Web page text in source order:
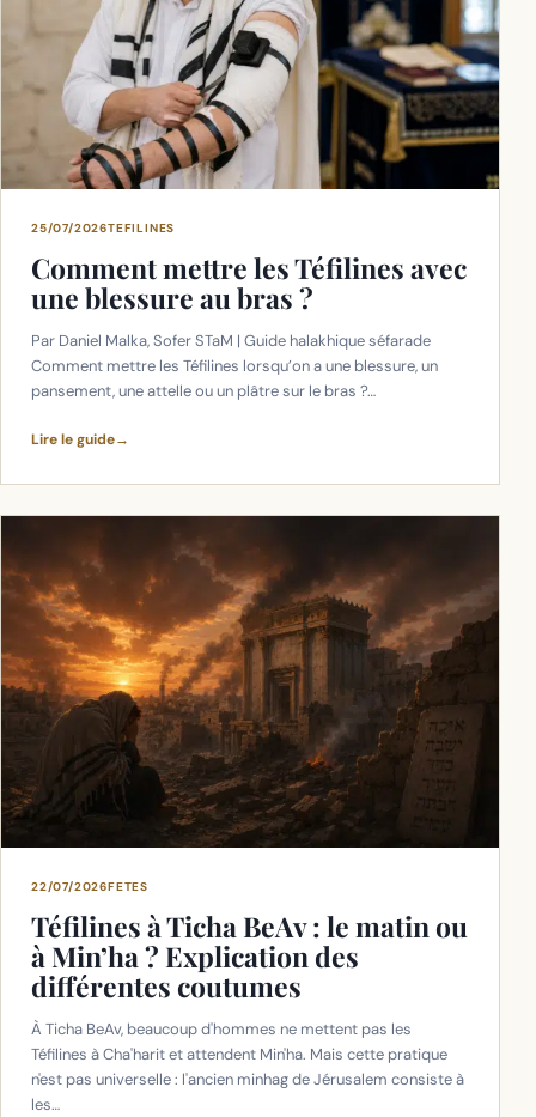
25/07/2026TEFILINES
Comment mettre les Téfilines avec
une blessure au bras ?
Par Daniel Malka, Sofer STaM | Guide halakhique séfarade
Comment mettre les Téfilines lorsqu’on a une blessure, un
pansement, une attelle ou un plâtre sur le bras ?…
Lire le guide→
22/07/2026FETES
Téfilines à Ticha BeAv : le matin ou
à Min’ha ? Explication des
différentes coutumes
À Ticha BeAv, beaucoup d'hommes ne mettent pas les
Téfilines à Cha'harit et attendent Min'ha. Mais cette pratique
n'est pas universelle : l'ancien minhag de Jérusalem consiste à
les…